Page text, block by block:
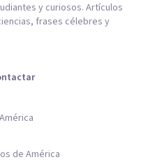
y curiosos. Artículos
frases célebres y
de América